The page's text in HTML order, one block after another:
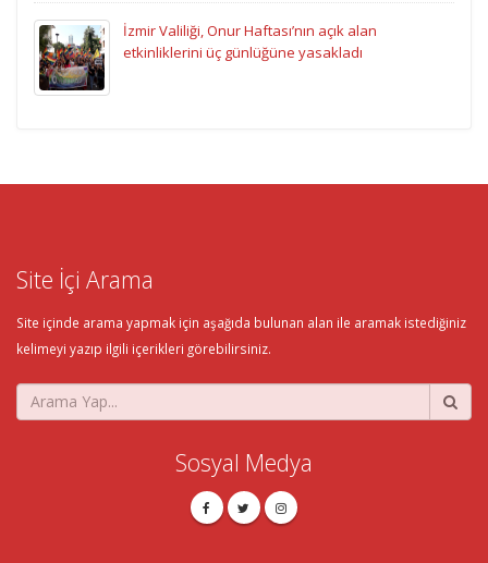
İzmir Valiliği, Onur Haftası’nın açık alan
etkinliklerini üç günlüğüne yasakladı
Site İçi Arama
Site içinde arama yapmak için aşağıda bulunan alan ile aramak istediğiniz
kelimeyi yazıp ilgili içerikleri görebilirsiniz.
Sosyal Medya